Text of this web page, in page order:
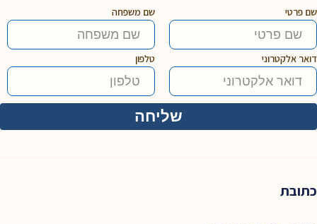
שם פרטי שם משפחה
דואר אלקטרוני טלפון
כתובת